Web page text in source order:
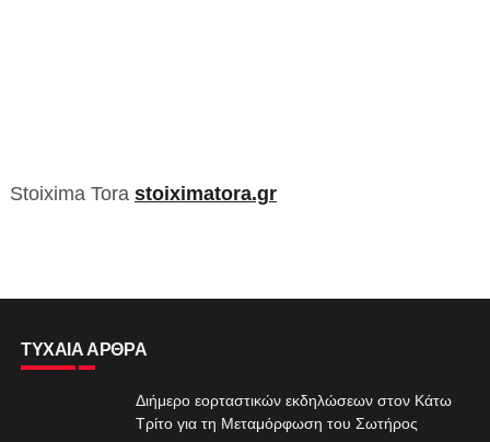
Stoixima Tora stoiximatora.gr
ΤΥΧΑΙΑ ΑΡΘΡΑ
Διήμερο εορταστικών εκδηλώσεων στον Κάτω
Τρίτο για τη Μεταμόρφωση του Σωτήρος